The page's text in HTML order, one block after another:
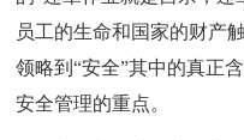
员工的生命和国家的财产
领略到“安全”其中的真正
安全管理的重点。